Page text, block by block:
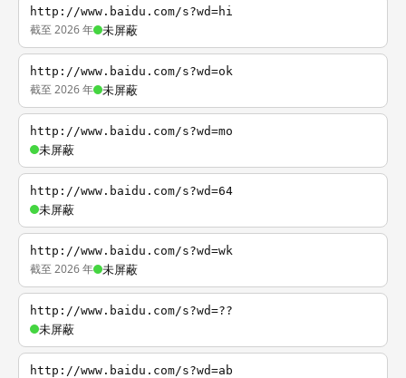
http://www.baidu.com/s?wd=hi
截至 2026 年 未屏蔽
http://www.baidu.com/s?wd=ok
截至 2026 年 未屏蔽
http://www.baidu.com/s?wd=mo
未屏蔽
http://www.baidu.com/s?wd=64
未屏蔽
http://www.baidu.com/s?wd=wk
截至 2026 年 未屏蔽
http://www.baidu.com/s?wd=??
未屏蔽
http://www.baidu.com/s?wd=ab